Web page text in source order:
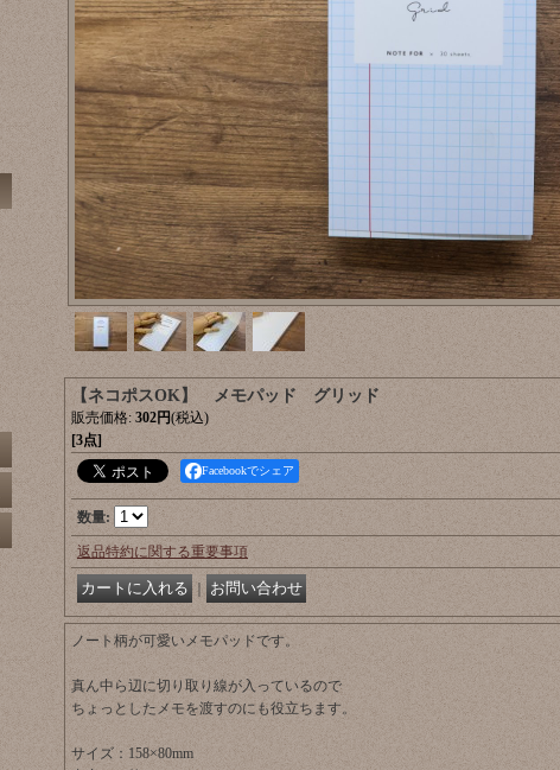
【ネコポスOK】 メモパッド グリッド
販売価格: 302円(税込)
[3点]
Facebookでシェア
数量:
返品特約に関する重要事項
｜
ノート柄が可愛いメモパッドです。
真ん中ら辺に切り取り線が入っているので
ちょっとしたメモを渡すのにも役立ちます。
サイズ：158×80mm